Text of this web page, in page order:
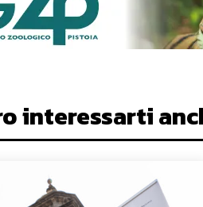
interessarti